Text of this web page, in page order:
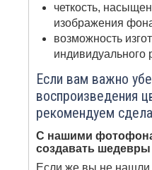
четкость,
изображения
возможность
индивидуального
Если вам важно
воспроизведения
рекомендуем
С нашими
создавать
Если же вы не нашли